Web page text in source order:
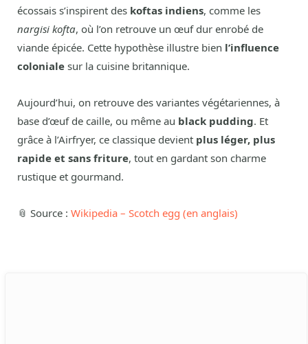
écossais s’inspirent des koftas indiens, comme les
nargisi kofta, où l’on retrouve un œuf dur enrobé de
viande épicée. Cette hypothèse illustre bien l’influence
coloniale sur la cuisine britannique.
Aujourd’hui, on retrouve des variantes végétariennes, à
base d’œuf de caille, ou même au black pudding. Et
grâce à l’Airfryer, ce classique devient plus léger, plus
rapide et sans friture, tout en gardant son charme
rustique et gourmand.
📎 Source : Wikipedia – Scotch egg (en anglais)